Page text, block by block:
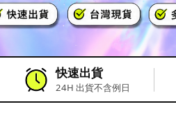
快速出貨
24H 出貨不含例日